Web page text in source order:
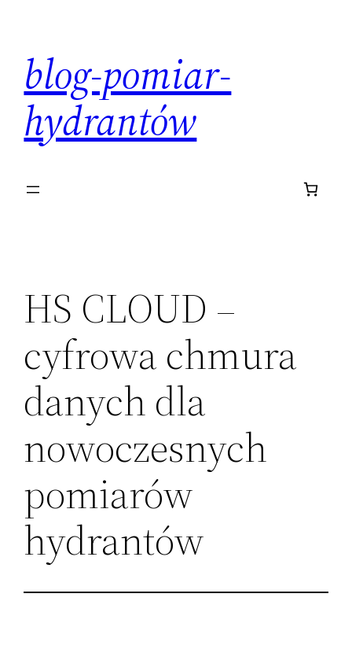
treściblog-pomiar-
hydrantów
HS CLOUD –
cyfrowa chmura
danych dla
nowoczesnych
pomiarów
hydrantów